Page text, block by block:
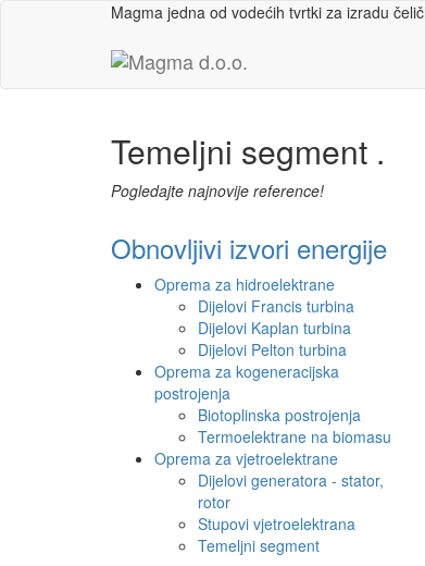
Magma jedna od vodećih tvrtki za izradu
Temeljni segment .
Pogledajte najnovije reference!
Obnovljivi izvori energije
Oprema za hidroelektrane
Dijelovi Francis turbina
Dijelovi Kaplan turbina
Dijelovi Pelton turbina
Oprema za kogeneracijska
postrojenja
Biotoplinska postrojenja
Termoelektrane na biomasu
Oprema za vjetroelektrane
Dijelovi generatora - stator,
rotor
Stupovi vjetroelektrana
Temeljni segment